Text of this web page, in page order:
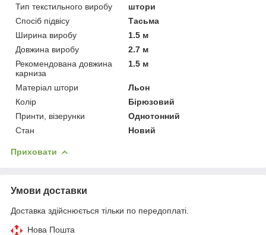
Тип текстильного виробу
штори
Спосіб підвісу
Тасьма
Ширина виробу
1.5 м
Довжина виробу
2.7 м
Рекомендована довжина
карниза
1.5 м
Матеріал штори
Льон
Колір
Бірюзовий
Принти, візерунки
Однотонний
Стан
Новий
Приховати
Умови доставки
Доставка здійснюється тільки по передоплаті.
Нова Пошта